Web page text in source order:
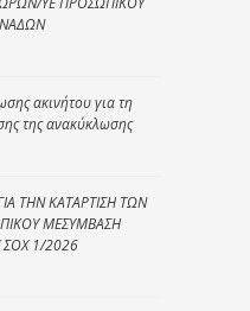
ακινήτου για τη
της ανακύκλωσης
ΤΗΝ ΚΑΤΑΡΤΙΣΗ ΤΩΝ
ΜΕΣΥΜΒΑΣΗ
ΣΟΧ 1/2026